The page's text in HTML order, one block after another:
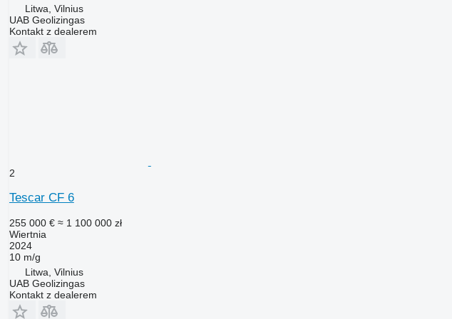
Litwa, Vilnius
UAB Geolizingas
Kontakt z dealerem
2
Tescar CF 6
255 000 € ≈ 1 100 000 zł
Wiertnia
2024
10 m/g
Litwa, Vilnius
UAB Geolizingas
Kontakt z dealerem